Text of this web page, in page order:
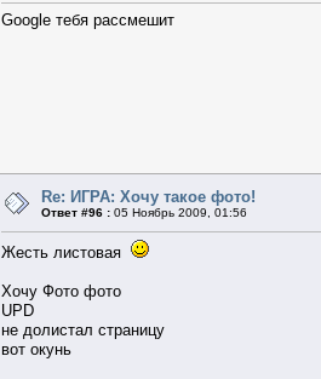
Google тебя рассмешит
Re: ИГРА: Хочу такое фото!
Ответ #96 : 05 Ноябрь 2009, 01:56
Жесть листовая
Хочу Фото фото
UPD
не долистал страницу
вот окунь